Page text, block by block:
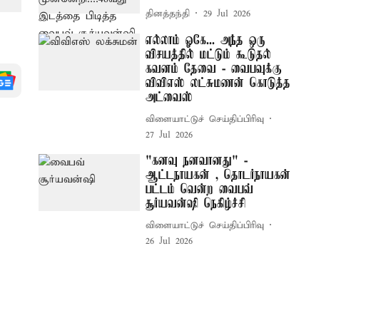
தினத்தந்தி 29 Jul 2026
எல்லாம் ஓகே... அந்த ஒரு
விசயத்தில் மட்டும் கூடுதல்
கவனம் தேவை - வைபவுக்கு
விவிஎஸ் லட்சுமணன் கொடுத்த
அட்வைஸ்
விளையாட்டுச் செய்திப்பிரிவு
27 Jul 2026
"கனவு நனவானது" -
ஆட்டநாயகன் , தொடர்நாயகன்
பட்டம் வென்ற வைபவ்
சூர்யவன்ஷி நெகிழ்ச்சி
விளையாட்டுச் செய்திப்பிரிவு
26 Jul 2026